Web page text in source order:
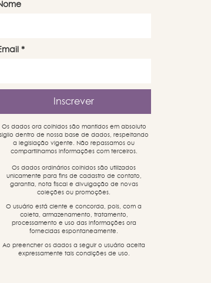
*
Os dados ora colhidos são mantidos em absoluto
sigilo dentro de nossa base de dados, respeitando
a legislação vigente. Não repassamos ou
compartilhamos informações com terceiros.
Os dados ordinários colhidos são utilizados
unicamente para fins de cadastro de contato,
garantia, nota fiscal e divulgação de novas
coleções ou promoções.
O usuário está ciente e concorda, pois, com a
coleta, armazenamento, tratamento,
processamento e uso das informações ora
fornecidas espontaneamente.
Ao preencher os dados a seguir o usuário aceita
expressamente tais condições de uso.